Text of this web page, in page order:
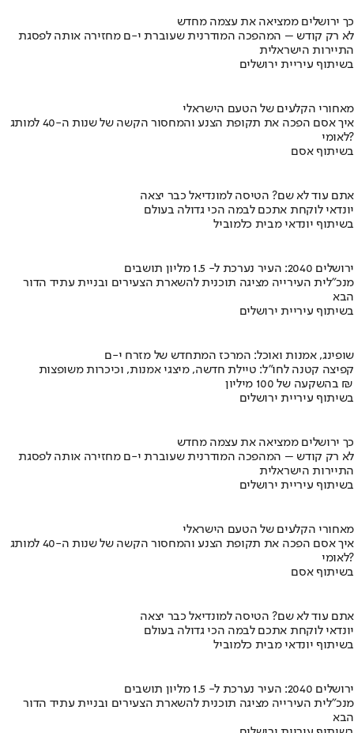
כך ירושלים ממציאה את עצמה מחדש
לא רק קודש – המהפכה המודרנית שעוברת י-ם מחזירה אותה לפסגת
התיירות הישראלית
בשיתוף עיריית ירושלים
מאחורי הקלעים של הטעם הישראלי
איך אסם הפכה את תקופת הצנע והמחסור הקשה של שנות ה-40 למותג
לאומי?
בשיתוף אסם
אתם עוד לא שם? הטיסה למונדיאל כבר יצאה
יונדאי לוקחת אתכם לבמה הכי גדולה בעולם
בשיתוף יונדאי מבית כלמוביל
ירושלים 2040: העיר נערכת ל- 1.5 מליון תושבים
מנכ"לית העירייה מציגה תוכנית להשארת הצעירים ובניית עתיד הדור
הבא
בשיתוף עיריית ירושלים
שופינג, אמנות ואוכל: המרכז המתחדש של מזרח י-ם
קפיצה קטנה לחו"ל: טיילת חדשה, מיצגי אמנות, וכיכרות משופצות
בהשקעה של 100 מיליון ₪
בשיתוף עיריית ירושלים
כך ירושלים ממציאה את עצמה מחדש
לא רק קודש – המהפכה המודרנית שעוברת י-ם מחזירה אותה לפסגת
התיירות הישראלית
בשיתוף עיריית ירושלים
מאחורי הקלעים של הטעם הישראלי
איך אסם הפכה את תקופת הצנע והמחסור הקשה של שנות ה-40 למותג
לאומי?
בשיתוף אסם
אתם עוד לא שם? הטיסה למונדיאל כבר יצאה
יונדאי לוקחת אתכם לבמה הכי גדולה בעולם
בשיתוף יונדאי מבית כלמוביל
ירושלים 2040: העיר נערכת ל- 1.5 מליון תושבים
מנכ"לית העירייה מציגה תוכנית להשארת הצעירים ובניית עתיד הדור
הבא